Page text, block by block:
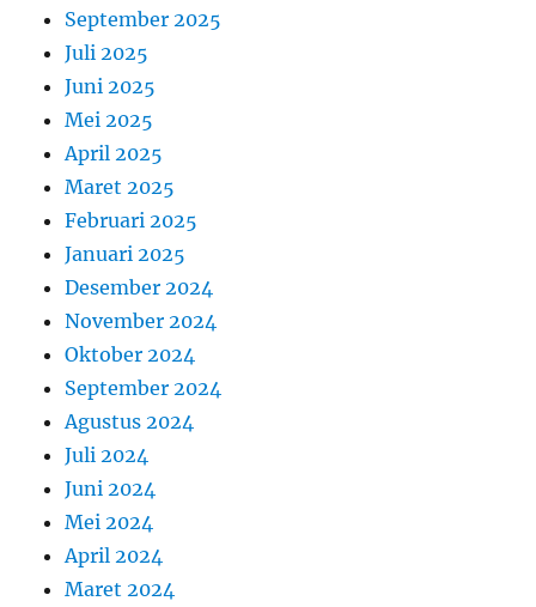
September 2025
Juli 2025
Juni 2025
Mei 2025
April 2025
Maret 2025
Februari 2025
Januari 2025
Desember 2024
November 2024
Oktober 2024
September 2024
Agustus 2024
Juli 2024
Juni 2024
Mei 2024
April 2024
Maret 2024